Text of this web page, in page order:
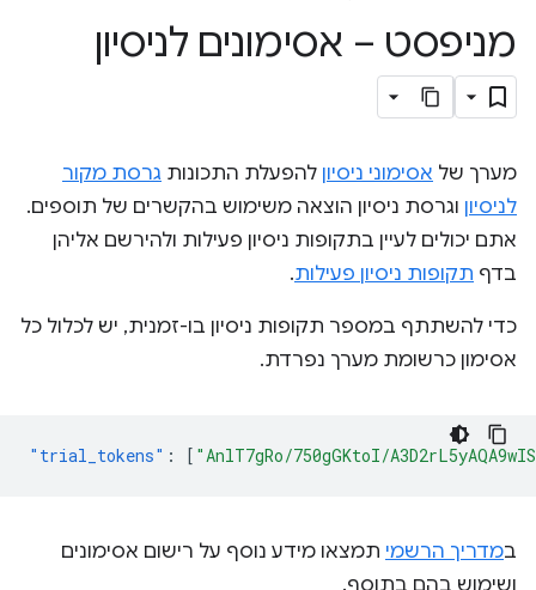
מניפסט – אסימונים לניסיון
מערך של אסימוני ניסיון להפעלת התכונות גרסת מקור
לניסיון וגרסת ניסיון הוצאה משימוש בהקשרים של תוספים.
אתם יכולים לעיין בתקופות ניסיון פעילות ולהירשם אליהן
בדף תקופות ניסיון פעילות.
כדי להשתתף במספר תקופות ניסיון בו-זמנית, יש לכלול כל
אסימון כרשומת מערך נפרדת.
"trial_tokens" : [ "AnlT7gRo/750gGKtoI/
במדריך הרשמי תמצאו מידע נוסף על רישום אסימונים
ושימוש בהם בתוסף.